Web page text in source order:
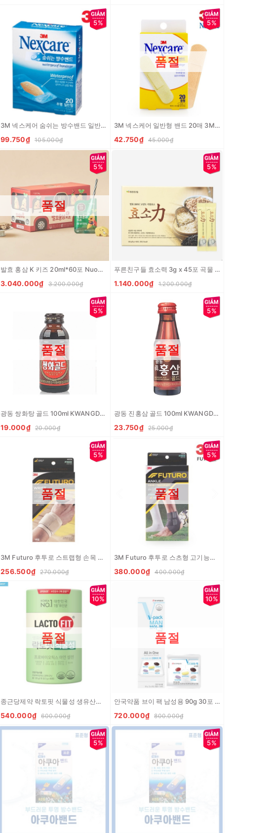
5%
3M 넥스케어 숨쉬는 방수밴드 일반형 20매입 (중) 3M Bang ca nhan trong suot chong nuoc (co M)
99.750₫ 105.000₫
5%
품절
3M 넥스케어 일반형 밴드 20매 3M Bang ca nhan 20 cai
42.750₫ 45.000₫
5%
품절
발효 홍삼 K 키즈 20ml*60포 Nuoc uong hong sam Han Quoc cho be
3.040.000₫ 3.200.000₫
5%
푸른친구들 효소력 3g x 45포 곡물 효소 135g Bot ngu coc enzyme
1.140.000₫ 1.200.000₫
5%
품절
광동 쌍화탕 골드 100ml KWANGDONG Tra thao duoc
19.000₫ 20.000₫
5%
품절
광동 진홍삼 골드 100ml KWANGDONG Nuoc sam
23.750₫ 25.000₫
5%
품절
3M Futuro 후투로 스트랩형 손목 보호대 베이지 Day deo bao ve co tay
256.500₫ 270.000₫
5%
품절
3M Futuro 후투로 스츠형 고기능성 발목 보호대 Day deo bao ve mat ca chan
380.000₫ 400.000₫
10%
품절
종근당제약 락토핏 식물성 생유산균 120g (60포x2g) Lacto fit men vi sinh danh cho nguoi giam can tap luyen
540.000₫ 600.000₫
10%
품절
안국약품 브이 팩 남성용 90g 30포 Thuc pham chuc nang vien uong vitamin tong hop va khoang chat danh cho nam
720.000₫ 800.000₫
5% 5%